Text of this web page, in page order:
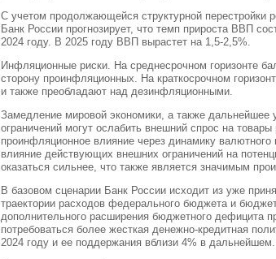
С учетом продолжающейся структурной перестройки
Банк России прогнозирует, что темп прироста ВВП
2024 году. В 2025 году ВВП вырастет на 1,5-2,5%.
Инфляционные риски. На среднесрочном горизонте
сторону проинфляционных. На краткосрочном
и также преобладают над дезинфляционными.
Замедление мировой экономики, а также дальнейшее
ограничений могут ослабить внешний спрос на товары
проинфляционное влияние через динамику
влияние действующих внешних ограничений на
оказаться сильнее, что также является значимым
В базовом сценарии Банк России исходит из уже
траектории расходов федерального бюджета и
дополнительного расширения бюджетного дефицита
потребоваться более жесткая денежно-кредитная
2024 году и ее поддержания вблизи 4% в дальнейшем.